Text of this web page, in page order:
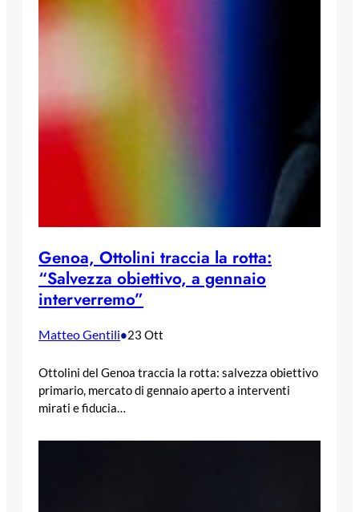
Genoa, Ottolini traccia la rotta:
“Salvezza obiettivo, a gennaio
interverremo”
Matteo Gentili•23 Ott
Ottolini del Genoa traccia la rotta: salvezza obiettivo
primario, mercato di gennaio aperto a interventi
mirati e fiducia…